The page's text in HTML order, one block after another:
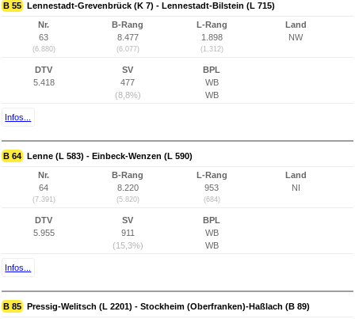
B 55 Lennestadt-Grevenbrück (K 7) - Lennestadt-Bilstein (L 715)
Nr.
63
(6.880)
B-Rang
8.477
(6.077)
L-Rang
1.898
(1.312)
Land
NW
DTV
5.418
SV
477
(8,8%)
BPL
WB
WB
Infos...
B 64 Lenne (L 583) - Einbeck-Wenzen (L 590)
Nr.
64
(7.391)
B-Rang
8.220
(5.820)
L-Rang
953
(684)
Land
NI
DTV
5.955
SV
911
(15,3%)
BPL
WB
WB
Infos...
B 85 Pressig-Welitsch (L 2201) - Stockheim (Oberfranken)-Haßlach (B 89)